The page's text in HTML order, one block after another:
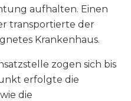
aufhalten. Einen
transportierte der
Krankenhaus.
zogen sich bis
erfolgte die
die